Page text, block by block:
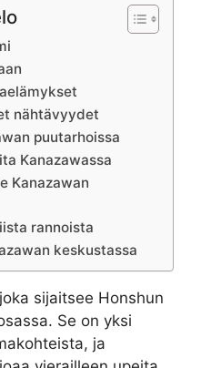
nähtävyydet
puutarhoissa
Kanazawassa
Kanazawan
rannoista
keskustassa
sijaitsee Honshun
Se on yksi
ja